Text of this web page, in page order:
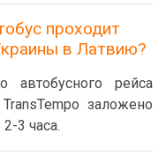
проходит
в Латвию?
автобусного рейса
заложено
3 часа.